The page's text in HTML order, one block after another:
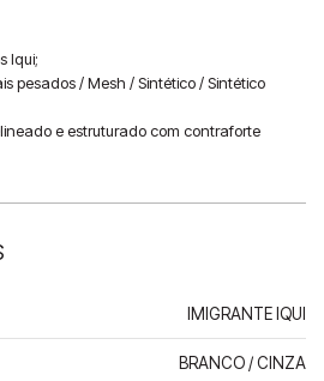
Iqui;
pesados / Mesh / Sintético / Sintético
e estruturado com contraforte
IMIGRANTE IQUI
BRANCO / CINZA